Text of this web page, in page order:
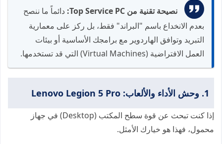
نصيحة تقنية من Top Service PC:
دائماً ما ننصح
بعدم الانخداع باسم "البراند" فقط، بل ركز على معمارية
التبريد وتوافق الهاردوير مع برامجك الأساسية أو بيئات
العمل الافتراضية (Virtual Machines) التي قد تستخدمها.
1. وحش الأداء والألعاب: Lenovo Legion 5 Pro
إذا كنت تبحث عن قوة سطح المكتب (Desktop) في جهاز
محمول، فهذا هو خيارك الأمثل.